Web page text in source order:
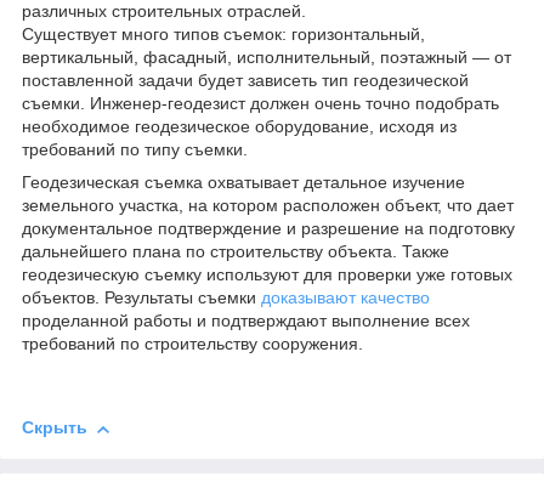
различных строительных отраслей.
Существует много типов съемок: горизонтальный,
вертикальный, фасадный, исполнительный, поэтажный — от
поставленной задачи будет зависеть тип геодезической
съемки. Инженер-геодезист должен очень точно подобрать
необходимое геодезическое оборудование, исходя из
требований по типу съемки.
Геодезическая съемка охватывает детальное изучение
земельного участка, на котором расположен объект, что дает
документальное подтверждение и разрешение на подготовку
дальнейшего плана по строительству объекта. Также
геодезическую съемку используют для проверки уже готовых
объектов. Результаты съемки доказывают качество
проделанной работы и подтверждают выполнение всех
требований по строительству сооружения.
Скрыть